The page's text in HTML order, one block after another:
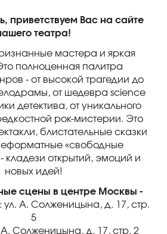
приветствуем Вас на сайте
театра!
мастера и яркая
полноценная палитра
- от высокой трагедии до
от шедевра science
детектива, от уникального
рок-мистерии. Это
блистательные сказки
«свободные
кладези открытий, эмоций и
новых идей!
сцены в центре Москвы -
А. Солженицына, д. 17, стр.
5
А. Солженицына, д. 17, стр. 2